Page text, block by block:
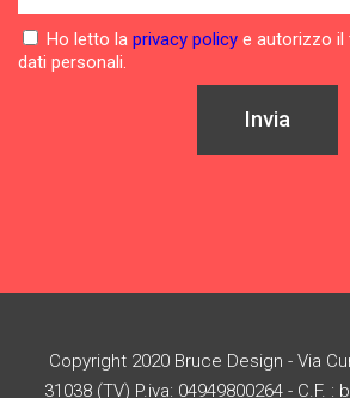
Ho letto la privacy policy e autorizzo il
dati personali.
Invia
Copyright 2020 Bruce Design - Via
31038 (TV) P.iva: 04949800264 - C.F. :